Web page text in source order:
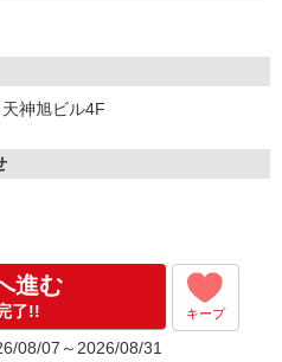
ルorお電話でご連絡します。
・出張面接・事務所面接と選べま
整もOKです！
神旭ビル4F
進む
了!! キープ
08/07～2026/08/31